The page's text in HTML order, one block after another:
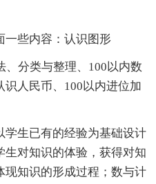
一些内容：认识图形
、分类与整理、100以内数
人民币、100以内进位加
学生已有的经验为基础设计
对知识的体验，获得对知
现知识的形成过程；数与计